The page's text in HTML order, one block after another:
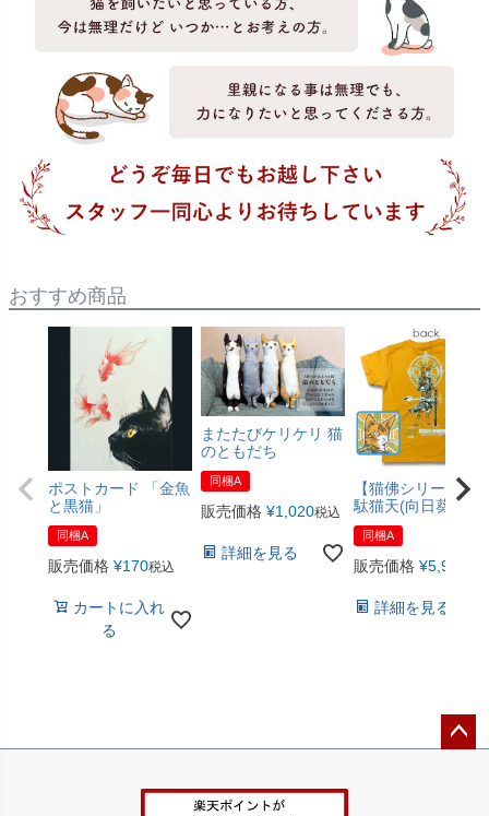
おすすめ商品
ポストカード 「金魚
と黒猫」
同梱A
販売価格 ¥170税込
カートに入れ
る
またたびケリケリ 猫
のともだち
同梱A
販売価格 ¥1,020税込
詳細を見る
【猫佛シリーズ】
駄猫天(向日葵色)
同梱A
販売価格 ¥5,940
詳細を見る